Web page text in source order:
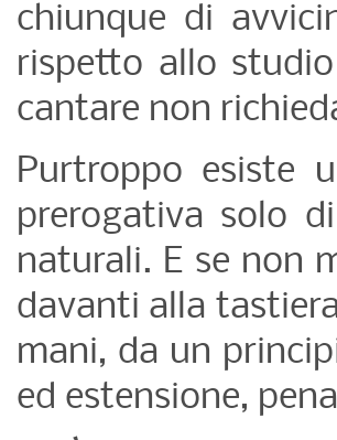
chiunque di
rispetto allo
cantare non
Purtroppo esiste
prerogativa solo
naturali. E se non
davanti alla
mani, da un
ed estensione,